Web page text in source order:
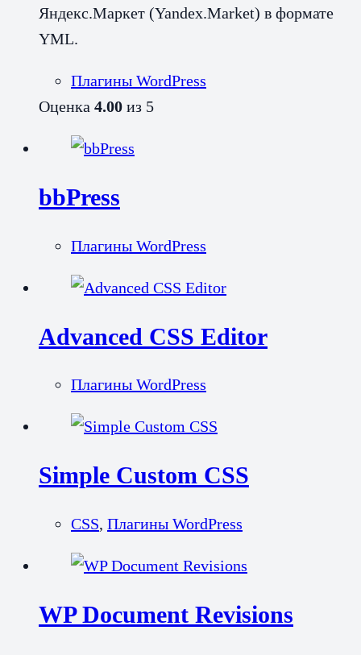
Яндекс.Маркет (Yandex.Market) в формате
YML.
Плагины WordPress
Оценка 4.00 из 5
bbPress
Плагины WordPress
Advanced CSS Editor
Плагины WordPress
Simple Custom CSS
CSS, Плагины WordPress
WP Document Revisions